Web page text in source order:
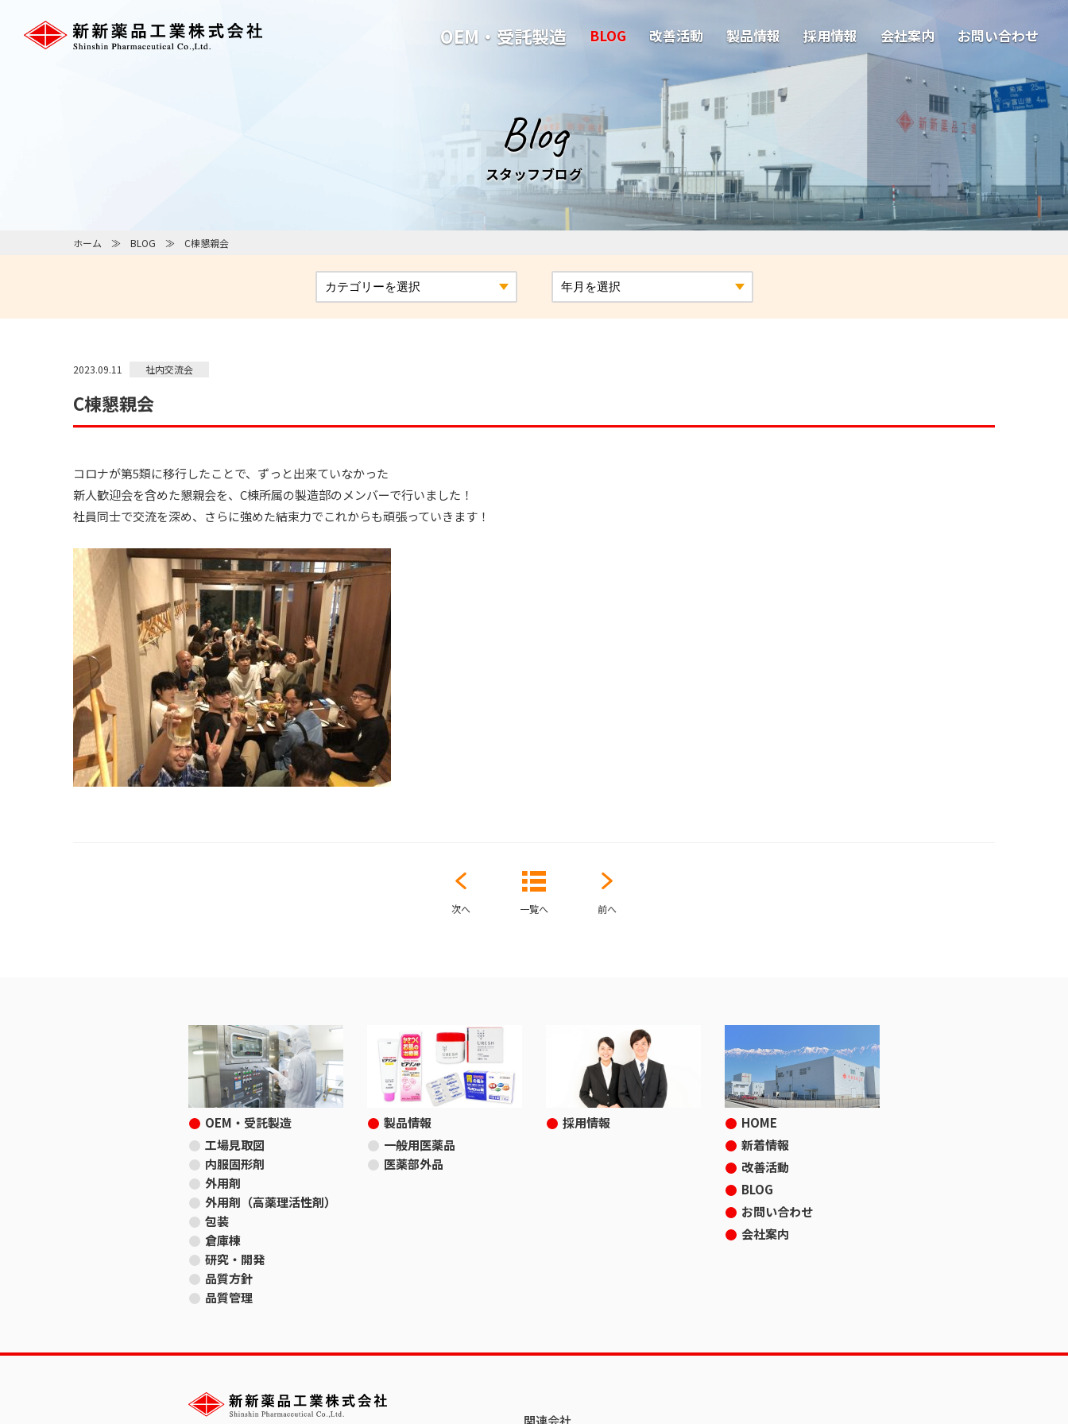
OEM・受託製造 BLOG 改善活動 製品情報 採用情報 会社案内 お問い合わせ
Blog
スタッフブログ
ホーム BLOG C棟懇親会
2023.09.11 社内交流会
C棟懇親会
コロナが第5類に移行したことで、ずっと出来ていなかった
新人歓迎会を含めた懇親会を、C棟所属の製造部のメンバーで行いました！
社員同士で交流を深め、さらに強めた結束力でこれからも頑張っていきます！
一覧へ
次へ 前へ
OEM・受託製造
工場見取図
内服固形剤
外用剤
外用剤（高薬理活性剤）
包装
倉庫棟
研究・開発
品質方針
品質管理
製品情報
一般用医薬品
医薬部外品
採用情報
HOME
新着情報
改善活動
BLOG
お問い合わせ
会社案内
関連会社